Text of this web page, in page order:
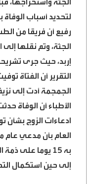
لتحديد أسباب
رفيع أن فريقا من
الجثة، وتم نقلها
إربد، حيث جرى
التقرير أن الفتاة
الجمجمة أدت إلى
ادعاءات الزوج بشأن
العام بأن مدعي عام
به 15 يوما على
إلى حين استكمال